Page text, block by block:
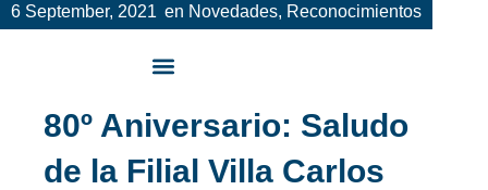
6 September, 2021 en Novedades, Reconocimientos
80º Aniversario: Saludo
de la Filial Villa Carlos